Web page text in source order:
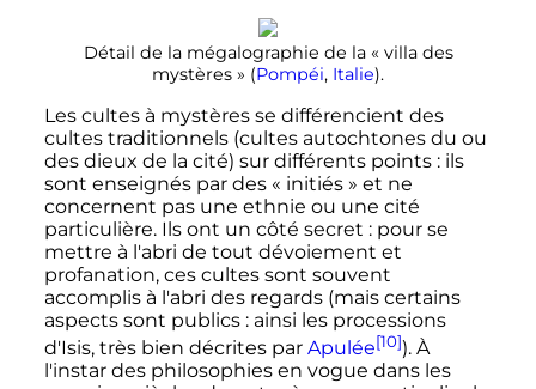
Détail de la mégalographie de la « villa des
mystères » (Pompéi, Italie).
Les cultes à mystères se différencient des
cultes traditionnels (cultes autochtones du ou
des dieux de la cité) sur différents points : ils
sont enseignés par des « initiés » et ne
concernent pas une ethnie ou une cité
particulière. Ils ont un côté secret : pour se
mettre à l'abri de tout dévoiement et
profanation, ces cultes sont souvent
accomplis à l'abri des regards (mais certains
aspects sont publics : ainsi les processions
d'Isis, très bien décrites par Apulée[10]). À
l'instar des philosophies en vogue dans les